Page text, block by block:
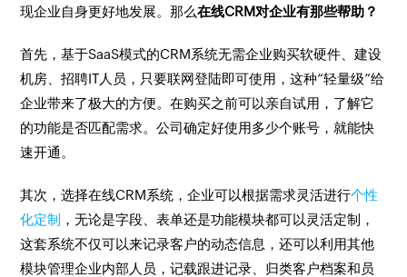
现企业自身更好地发展。那么在线CRM对企业有那些帮助？
首先，基于SaaS模式的CRM系统无需企业购买软硬件、建设
机房、招聘IT人员，只要联网登陆即可使用，这种“轻量级”给
企业带来了极大的方便。在购买之前可以亲自试用，了解它
的功能是否匹配需求。公司确定好使用多少个账号，就能快
速开通。
其次，选择在线CRM系统，企业可以根据需求灵活进行个性
化定制 ，无论是字段、表单还是功能模块都可以灵活定制，
这套系统不仅可以来记录客户的动态信息，还可以利用其他
模块管理企业内部人员，记载跟进记录、归类客户档案和员